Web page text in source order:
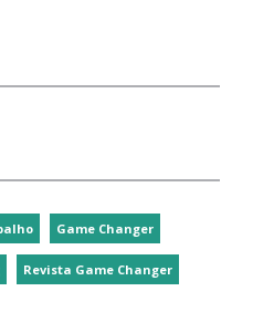
Game Changer
Revista Game Changer